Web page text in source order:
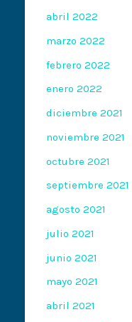
abril 2022
marzo 2022
febrero 2022
enero 2022
diciembre 2021
noviembre 2021
octubre 2021
septiembre 2021
agosto 2021
julio 2021
junio 2021
mayo 2021
abril 2021